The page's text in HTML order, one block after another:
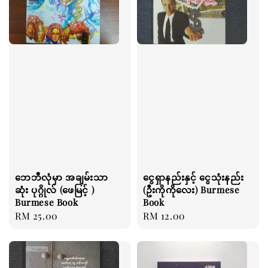
ဘေဘီလုံမှာ အချမ်းသာ
ဆုံး ပုဂ္ဂိုလ် (ဖေမြင့် )
Burmese Book
Regular
RM 25.00
ငွေရှာနည်းနှင့် ငွေသုံးနည်း
(ဦးကိုကိုလေး) Burmese
Book
Regular
RM 12.00